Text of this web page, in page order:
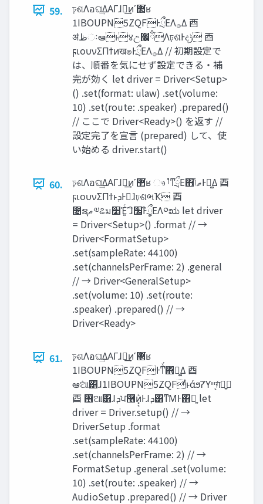
59.
ঢ়ଶΛอଘ͢ΔΑΓɺྲྀ͢ͷʹ޲͘ʁ
1IBOUPN5ZQFͰྲྀΕΛ࡞Δ ⾣
ॳ‫ظ‬ઃఆͱ४උ‫ྃ׬‬Λঢ়ଶͰද‫ݱ‬ ⾣
ϝιουνΣΠϯͷख๏ͰྲྀΕΛ࡞Δ // 初期設定で
は、順番を気にせず設定できる・補
完が効く let driver = Driver<Setup>
() .set(format: ulaw) .set(volume:
10) .set(route: .speaker) .prepared()
// ここで Driver<Ready>() を返す //
設定完了を宣言 (prepared) して、使
い始める driver.start()
60.
ঢ়ଶΛอଘ͢ΔΑΓɺྲྀ͢ͷʹ޲͘ʁ ෳࡶͳྲྀΕ΋‫Ͱޠݴ‬ಋ͚Δ ⾣
ϝιουνΣΠϯͱ‫Ͱܕ‬ಋ͘ɺঢ়ଶભҠ ⾣
೔ຊ‫ޠ‬༧ଌม‫׵‬Έ͍ͨʹɺิ‫ྲྀͰิީ׬‬ΕΛ༠ಋ let driver
= Driver<Setup>() .format // →
Driver<FormatSetup>
.set(sampleRate: 44100)
.set(channelsPerFrame: 2) .general
// → Driver<GeneralSetup>
.set(volume: 10) .set(route:
.speaker) .prepared() // →
Driver<Ready>
61.
ঢ়ଶΛอଘ͢ΔΑΓɺྲྀ͢ͷʹ޲͘ʁ
1IBOUPN5ZQFͰͳͯ͘΋ಋ͚Δ ⾣
ఆٛଆ͸ɺ1IBOUPN5ZQFͩͱάϧʔϓ‫͕ײ‬ग़ͯྑ͍
⾣ ࢖͏ଆ͸ɺ‫ܕ‬ਪ࿦ͷ͓͔͛Ͱɺ‫ܕ‬͸ͳΜͰ΋ྑ͍ let
driver = Driver.setup() // →
DriverSetup .format
.set(sampleRate: 44100)
.set(channelsPerFrame: 2) // →
FormatSetup .general .set(volume:
10) .set(route: .speaker) // →
AudioSetup .prepared() // → Driver